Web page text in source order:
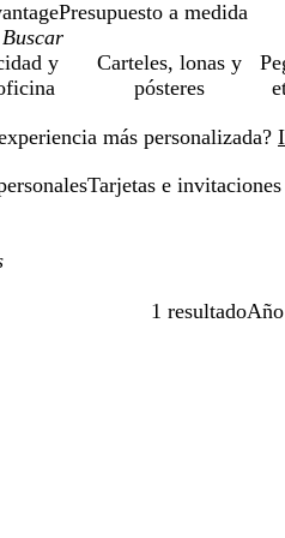
Presupuesto a medida
y
Carteles, lonas y
pósteres
más personalizada?
Tarjetas e invitaciones
1 resultado
Filtros